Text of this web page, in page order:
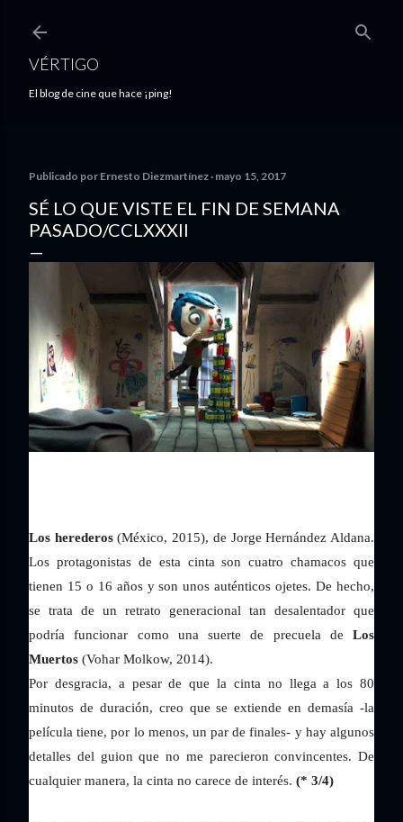
VÉRTIGO
El blog de cine que hace ¡ping!
Publicado por Ernesto Diezmartínez mayo 15, 2017
SÉ LO QUE VISTE EL FIN DE SEMANA
PASADO/CCLXXXII
Los herederos(México, 2015), de Jorge Hernández Aldana.
Los protagonistas de esta cinta son cuatro chamacos que
tienen 15 o 16 años y son unos auténticos ojetes. De hecho,
se trata de un retrato generacional tan desalentador que
podría funcionar como una suerte de precuela de Los
Muertos (Vohar Molkow, 2014).
Por desgracia, a pesar de que la cinta no llega a los 80
minutos de duración, creo que se extiende en demasía -la
película tiene, por lo menos, un par de finales- y hay algunos
detalles del guion que no me parecieron convincentes. De
cualquier manera, la cinta no carece de interés. (* 3/4)